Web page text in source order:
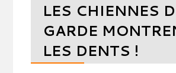
LES CHIENNES
GARDE
LES DENTS !